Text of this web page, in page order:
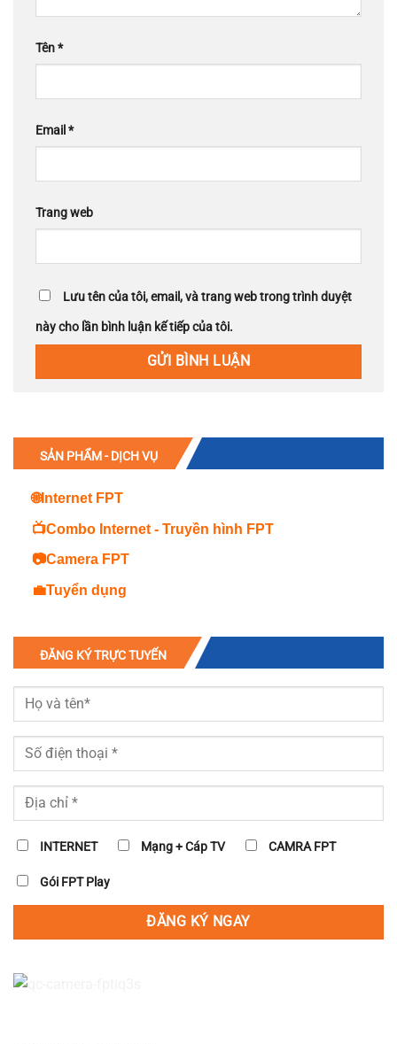
Tên*
Email *
Trang web
Lưu tên của tôi, email, và trang web trong trình duyệt
này cho lần bình luận kế tiếp của tôi.
SẢN PHẨM - DỊCH VỤ
🌐Internet FPT
📺Combo Internet - Truyền hình FPT
📷Camera FPT
💼Tuyển dụng
ĐĂNG KÝ TRỰC TUYẾN
INTERNET Mạng + Cáp TV CAMRA FPT
Gói FPT Play